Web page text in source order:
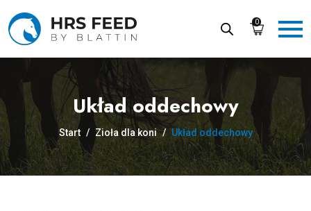
the
0
Układ oddechowy
Start / Zioła dla koni / Układ oddechowy